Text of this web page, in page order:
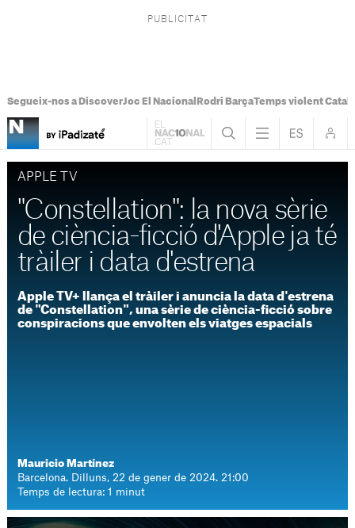
Segueix-nos a DiscoverJoc El Nacional Rodri BarçaTemps violent
APPLE TV
"Constellation": la nova sèrie
de ciència-ficció d'Apple ja té
tràiler i data d'estrena
Apple TV+ llança el tràiler i anuncia la data d'estrena
de "Constellation", una sèrie de ciència-ficció sobre
conspiracions que envolten els viatges espacials
Mauricio Martínez
Barcelona. Dilluns, 22 de gener de 2024. 21:00
Temps de lectura: 1 minut